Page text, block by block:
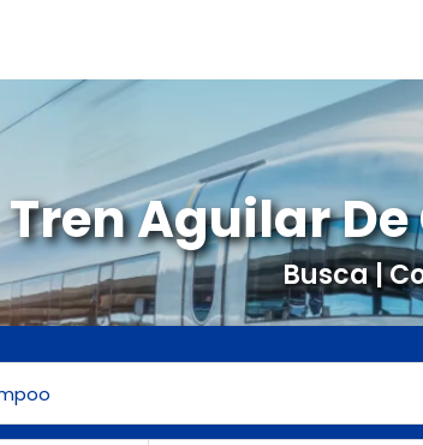
Busca |
Tren Aguilar